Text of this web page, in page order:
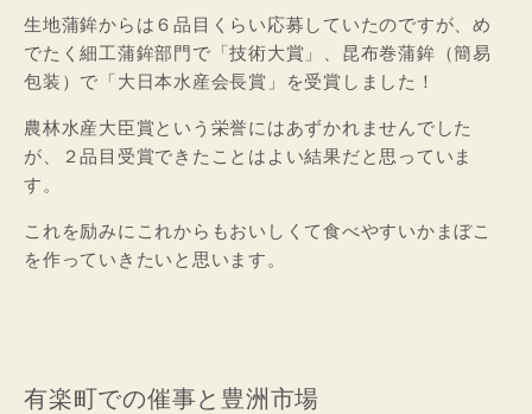
生地蒲鉾からは６品目くらい応募していたのですが、め
でたく細工蒲鉾部門で「技術大賞」、昆布巻蒲鉾（簡易
包装）で「大日本水産会長賞」を受賞しました！
農林水産大臣賞という栄誉にはあずかれませんでした
が、２品目受賞できたことはよい結果だと思っていま
す。
これを励みにこれからもおいしくて食べやすいかまぼこ
を作っていきたいと思います。
有楽町での催事と豊洲市場